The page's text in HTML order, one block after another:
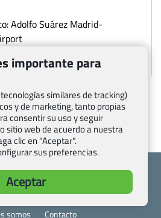
Adolfo Suárez Madrid-
somos Contacto
importante para
similares de tracking)
y de marketing, tanto propias
consentir su uso y seguir
sitio web de acuerdo a nuestra
clic en "Aceptar".
sus preferencias.
Aceptar